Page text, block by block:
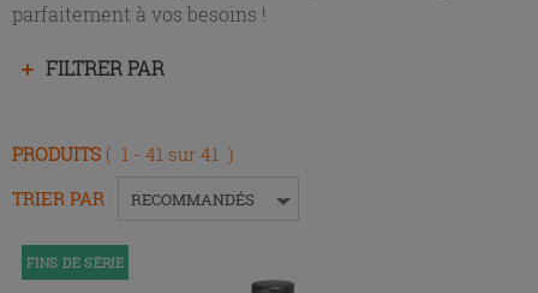
parfaitement à vos besoins !
FILTRER PAR
Appuyez
Entrée
pour
ou
développer
PRODUITS ( 1 - 41 sur 41 )
TRIER PAR : RECOMMANDÉS
FINS DE SÉRIE